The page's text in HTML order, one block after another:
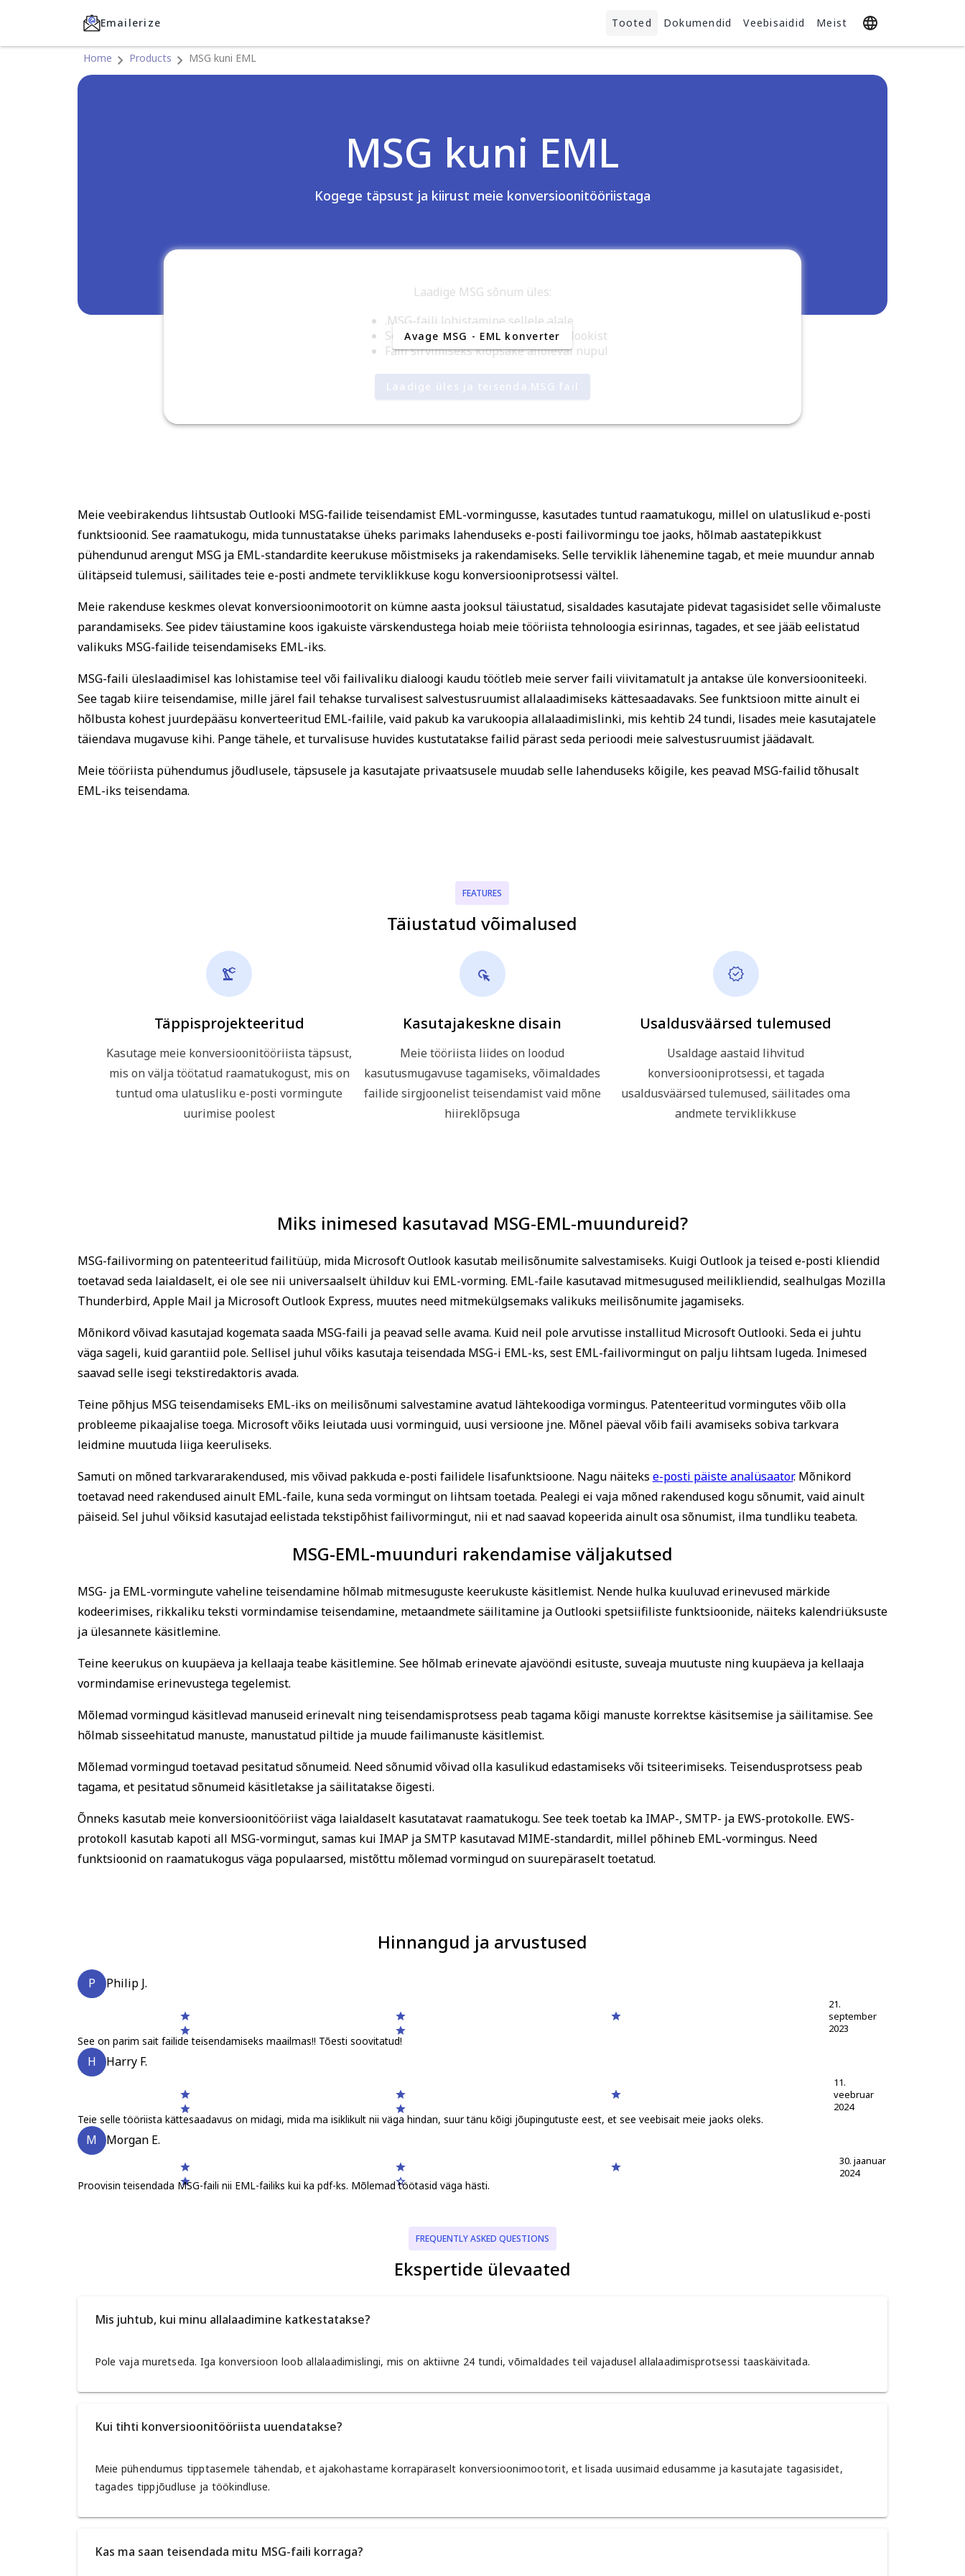
Emailerize Tooted Dokumendid Veebisaidid Meist
Home Products MSG kuni EML
MSG kuni EML
Kogege täpsust ja kiirust meie konversioonitööriistaga
Laadige MSG sõnum üles:
.MSG-faili lohistamine sellele alale
Sõnumi lohistamine Microsoft Outlookist
Faili sirvimiseks klõpsake alloleval nupul
Laadige üles ja teisenda.MSG fail
Avage MSG - EML konverter
Meie veebirakendus lihtsustab Outlooki MSG-failide teisendamist EML-vormingusse, kasutades tuntud raamatukogu, millel on ulatuslikud e-posti
funktsioonid. See raamatukogu, mida tunnustatakse üheks parimaks lahenduseks e-posti failivormingu toe jaoks, hõlmab aastatepikkust
pühendunud arengut MSG ja EML-standardite keerukuse mõistmiseks ja rakendamiseks. Selle terviklik lähenemine tagab, et meie muundur annab
ülitäpseid tulemusi, säilitades teie e-posti andmete terviklikkuse kogu konversiooniprotsessi vältel.
Meie rakenduse keskmes olevat konversioonimootorit on kümne aasta jooksul täiustatud, sisaldades kasutajate pidevat tagasisidet selle võimaluste
parandamiseks. See pidev täiustamine koos igakuiste värskendustega hoiab meie tööriista tehnoloogia esirinnas, tagades, et see jääb eelistatud
valikuks MSG-failide teisendamiseks EML-iks.
MSG-faili üleslaadimisel kas lohistamise teel või failivaliku dialoogi kaudu töötleb meie server faili viivitamatult ja antakse üle konversiooniteeki.
See tagab kiire teisendamise, mille järel fail tehakse turvalisest salvestusruumist allalaadimiseks kättesaadavaks. See funktsioon mitte ainult ei
hõlbusta kohest juurdepääsu konverteeritud EML-failile, vaid pakub ka varukoopia allalaadimislinki, mis kehtib 24 tundi, lisades meie kasutajatele
täiendava mugavuse kihi. Pange tähele, et turvalisuse huvides kustutatakse failid pärast seda perioodi meie salvestusruumist jäädavalt.
Meie tööriista pühendumus jõudlusele, täpsusele ja kasutajate privaatsusele muudab selle lahenduseks kõigile, kes peavad MSG-failid tõhusalt
EML-iks teisendama.
FEATURES
Täiustatud võimalused
Täppisprojekteeritud
Kasutage meie konversioonitööriista täpsust,
mis on välja töötatud raamatukogust, mis on
tuntud oma ulatusliku e-posti vormingute
uurimise poolest
Kasutajakeskne disain
Meie tööriista liides on loodud
kasutusmugavuse tagamiseks, võimaldades
failide sirgjoonelist teisendamist vaid mõne
hiireklõpsuga
Usaldusväärsed tulemused
Usaldage aastaid lihvitud
konversiooniprotsessi, et tagada
usaldusväärsed tulemused, säilitades oma
andmete terviklikkuse
Miks inimesed kasutavad MSG-EML-muundureid?
MSG-failivorming on patenteeritud failitüüp, mida Microsoft Outlook kasutab meilisõnumite salvestamiseks. Kuigi Outlook ja teised e-posti kliendid
toetavad seda laialdaselt, ei ole see nii universaalselt ühilduv kui EML-vorming. EML-faile kasutavad mitmesugused meilikliendid, sealhulgas Mozilla
Thunderbird, Apple Mail ja Microsoft Outlook Express, muutes need mitmekülgsemaks valikuks meilisõnumite jagamiseks.
Mõnikord võivad kasutajad kogemata saada MSG-faili ja peavad selle avama. Kuid neil pole arvutisse installitud Microsoft Outlooki. Seda ei juhtu
väga sageli, kuid garantiid pole. Sellisel juhul võiks kasutaja teisendada MSG-i EML-ks, sest EML-failivormingut on palju lihtsam lugeda. Inimesed
saavad selle isegi tekstiredaktoris avada.
Teine põhjus MSG teisendamiseks EML-iks on meilisõnumi salvestamine avatud lähtekoodiga vormingus. Patenteeritud vormingutes võib olla
probleeme pikaajalise toega. Microsoft võiks leiutada uusi vorminguid, uusi versioone jne. Mõnel päeval võib faili avamiseks sobiva tarkvara
leidmine muutuda liiga keeruliseks.
Samuti on mõned tarkvararakendused, mis võivad pakkuda e-posti failidele lisafunktsioone. Nagu näiteks e-posti päiste analüsaator. Mõnikord
toetavad need rakendused ainult EML-faile, kuna seda vormingut on lihtsam toetada. Pealegi ei vaja mõned rakendused kogu sõnumit, vaid ainult
päiseid. Sel juhul võiksid kasutajad eelistada tekstipõhist failivormingut, nii et nad saavad kopeerida ainult osa sõnumist, ilma tundliku teabeta.
MSG-EML-muunduri rakendamise väljakutsed
MSG- ja EML-vormingute vaheline teisendamine hõlmab mitmesuguste keerukuste käsitlemist. Nende hulka kuuluvad erinevused märkide
kodeerimises, rikkaliku teksti vormindamise teisendamine, metaandmete säilitamine ja Outlooki spetsiifiliste funktsioonide, näiteks kalendriüksuste
ja ülesannete käsitlemine.
Teine keerukus on kuupäeva ja kellaaja teabe käsitlemine. See hõlmab erinevate ajavööndi esituste, suveaja muutuste ning kuupäeva ja kellaaja
vormindamise erinevustega tegelemist.
Mõlemad vormingud käsitlevad manuseid erinevalt ning teisendamisprotsess peab tagama kõigi manuste korrektse käsitsemise ja säilitamise. See
hõlmab sisseehitatud manuste, manustatud piltide ja muude failimanuste käsitlemist.
Mõlemad vormingud toetavad pesitatud sõnumeid. Need sõnumid võivad olla kasulikud edastamiseks või tsiteerimiseks. Teisendusprotsess peab
tagama, et pesitatud sõnumeid käsitletakse ja säilitatakse õigesti.
Õnneks kasutab meie konversioonitööriist väga laialdaselt kasutatavat raamatukogu. See teek toetab ka IMAP-, SMTP- ja EWS-protokolle. EWS-
protokoll kasutab kapoti all MSG-vormingut, samas kui IMAP ja SMTP kasutavad MIME-standardit, millel põhineb EML-vormingus. Need
funktsioonid on raamatukogus väga populaarsed, mistõttu mõlemad vormingud on suurepäraselt toetatud.
Hinnangud ja arvustused
P Philip J.
21.
september
2023
See on parim sait failide teisendamiseks maailmas!! Tõesti soovitatud!
H Harry F.
11.
veebruar
2024
Teie selle tööriista kättesaadavus on midagi, mida ma isiklikult nii väga hindan, suur tänu kõigi jõupingutuste eest, et see veebisait meie jaoks oleks.
M Morgan E.
30. jaanuar
2024
Proovisin teisendada MSG-faili nii EML-failiks kui ka pdf-ks. Mõlemad töötasid väga hästi.
FREQUENTLY ASKED QUESTIONS
Ekspertide ülevaated
Mis juhtub, kui minu allalaadimine katkestatakse?
Pole vaja muretseda. Iga konversioon loob allalaadimislingi, mis on aktiivne 24 tundi, võimaldades teil vajadusel allalaadimisprotsessi taaskäivitada.
Kui tihti konversioonitööriista uuendatakse?
Meie pühendumus tipptasemele tähendab, et ajakohastame korrapäraselt konversioonimootorit, et lisada uusimaid edusamme ja kasutajate tagasisidet,
tagades tippjõudluse ja töökindluse.
Kas ma saan teisendada mitu MSG-faili korraga?